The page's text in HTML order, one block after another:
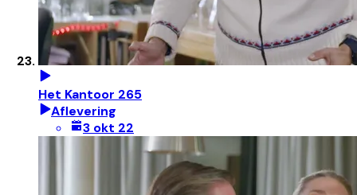
Het Kantoor 265
Aflevering
3 okt 22